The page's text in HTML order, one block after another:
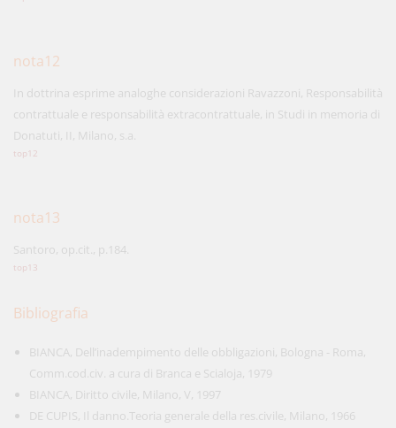
nota12
In dottrina esprime analoghe considerazioni Ravazzoni, Responsabilità
contrattuale e responsabilità extracontrattuale, in Studi in memoria di
Donatuti, II, Milano, s.a.
top12
nota13
Santoro, op.cit., p.184.
top13
Bibliografia
BIANCA, Dell’inadempimento delle obbligazioni, Bologna - Roma,
Comm.cod.civ. a cura di Branca e Scialoja, 1979
BIANCA, Diritto civile, Milano, V, 1997
DE CUPIS, Il danno.Teoria generale della res.civile, Milano, 1966